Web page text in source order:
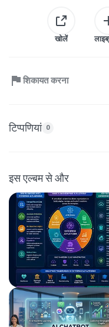
खोलें
शिकायत करना
टिप्पणियां 0
इस एल्बम से और